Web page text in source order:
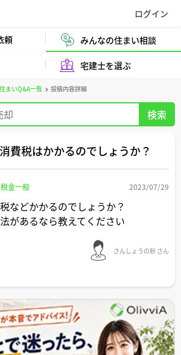
頼 みんなの住まい相談
宅建士を選ぶ
住まいQ&A一覧 投稿内容詳細
費税はかかるのでしょうか？
金一般 2023/07/29
などかかるのでしょうか？
があるなら教えてください
さんしょうの粉 さん